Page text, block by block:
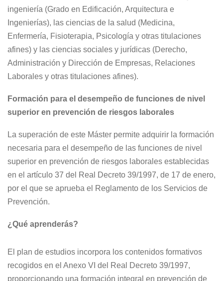
ingeniería (Grado en Edificación, Arquitectura e
Ingenierías), las ciencias de la salud (Medicina,
Enfermería, Fisioterapia, Psicología y otras titulaciones
afines) y las ciencias sociales y jurídicas (Derecho,
Administración y Dirección de Empresas, Relaciones
Laborales y otras titulaciones afines).
Formación para el desempeño de funciones de nivel
superior en prevención de riesgos laborales
La superación de este Máster permite adquirir la formación
necesaria para el desempeño de las funciones de nivel
superior en prevención de riesgos laborales establecidas
en el artículo 37 del Real Decreto 39/1997, de 17 de enero,
por el que se aprueba el Reglamento de los Servicios de
Prevención.
¿Qué aprenderás?
El plan de estudios incorpora los contenidos formativos
recogidos en el Anexo VI del Real Decreto 39/1997,
proporcionando una formación integral en prevención de